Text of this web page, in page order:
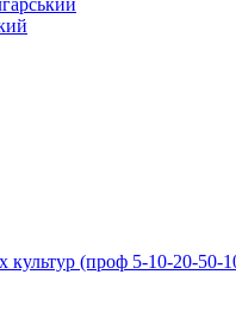
культур (проф 5-10-20-50-